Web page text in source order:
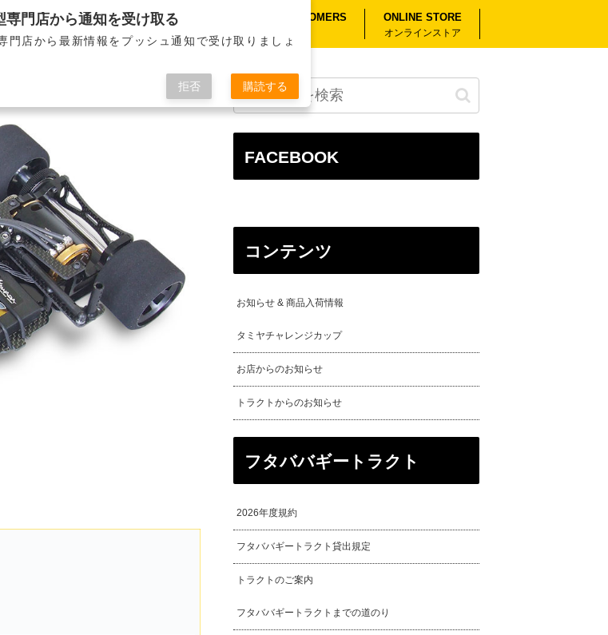
案内
MAIL ORDER
通信販売
ALL OVERSEAS CUSTOMERS ONLINE STORE
オンラインストア
FACEBOOK
コンテンツ
お知らせ & 商品入荷情報
タミヤチャレンジカップ
お店からのお知らせ
トラクトからのお知らせ
フタババギートラクト
2026年度規約
フタババギートラクト貸出規定
トラクトのご案内
フタババギートラクトまでの道のり
専門店から通知を受け取る
門店から最新情報をプッシュ通知で受け取りましょ
拒否 購読する